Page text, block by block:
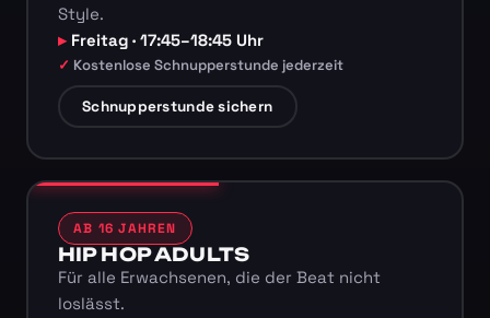
Style.
Freitag · 17:45–18:45 Uhr
Kostenlose Schnupperstunde jederzeit
Schnupperstunde sichern
AB 16 JAHREN
HIP HOP ADULTS
Für alle Erwachsenen, die der Beat nicht
loslässt.